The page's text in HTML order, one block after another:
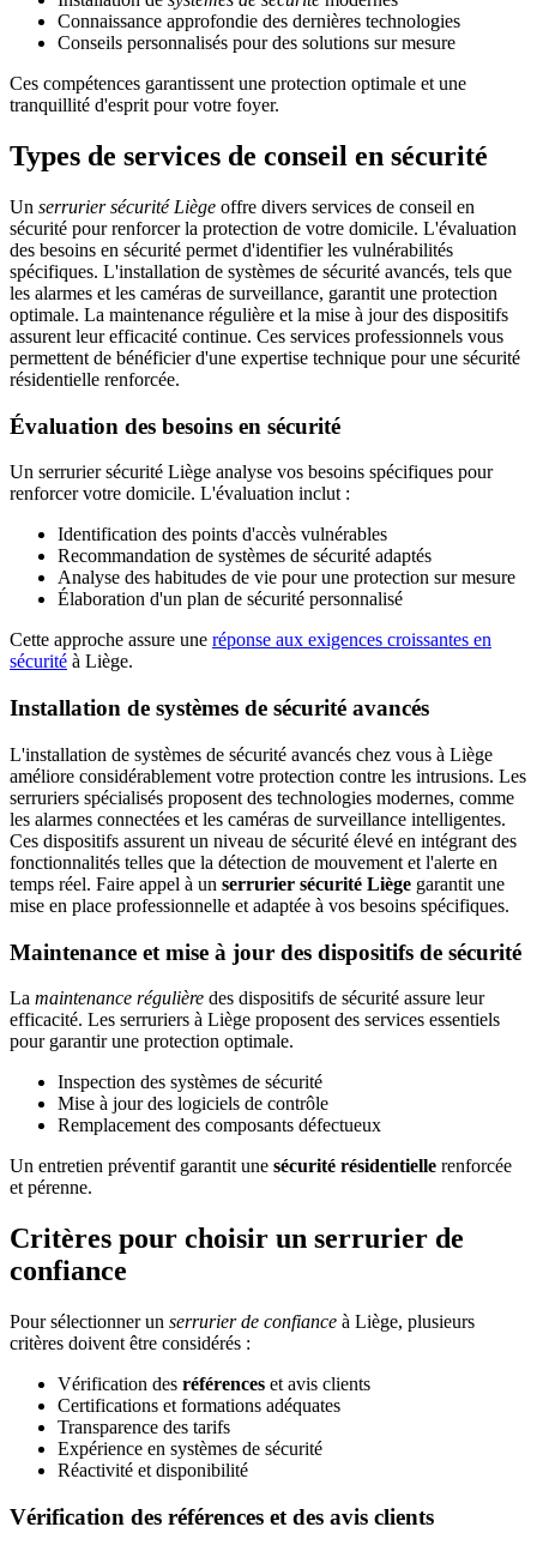
Connaissance approfondie des dernières technologies
Conseils personnalisés pour des solutions sur mesure
Ces compétences garantissent une protection optimale et une
tranquillité d'esprit pour votre foyer.
Types de services de conseil en sécurité
Un serrurier sécurité Liège offre divers services de conseil en
sécurité pour renforcer la protection de votre domicile. L'évaluation
des besoins en sécurité permet d'identifier les vulnérabilités
spécifiques. L'installation de systèmes de sécurité avancés, tels que
les alarmes et les caméras de surveillance, garantit une protection
optimale. La maintenance régulière et la mise à jour des dispositifs
assurent leur efficacité continue. Ces services professionnels vous
permettent de bénéficier d'une expertise technique pour une sécurité
résidentielle renforcée.
Évaluation des besoins en sécurité
Un serrurier sécurité Liège analyse vos besoins spécifiques pour
renforcer votre domicile. L'évaluation inclut :
Identification des points d'accès vulnérables
Recommandation de systèmes de sécurité adaptés
Analyse des habitudes de vie pour une protection sur mesure
Élaboration d'un plan de sécurité personnalisé
Cette approche assure une réponse aux exigences croissantes en
sécurité à Liège.
Installation de systèmes de sécurité avancés
L'installation de systèmes de sécurité avancés chez vous à Liège
améliore considérablement votre protection contre les intrusions. Les
serruriers spécialisés proposent des technologies modernes, comme
les alarmes connectées et les caméras de surveillance intelligentes.
Ces dispositifs assurent un niveau de sécurité élevé en intégrant des
fonctionnalités telles que la détection de mouvement et l'alerte en
temps réel. Faire appel à un serrurier sécurité Liège garantit une
mise en place professionnelle et adaptée à vos besoins spécifiques.
Maintenance et mise à jour des dispositifs de sécurité
La maintenance régulière des dispositifs de sécurité assure leur
efficacité. Les serruriers à Liège proposent des services essentiels
pour garantir une protection optimale.
Inspection des systèmes de sécurité
Mise à jour des logiciels de contrôle
Remplacement des composants défectueux
Un entretien préventif garantit une sécurité résidentielle renforcée
et pérenne.
Critères pour choisir un serrurier de
confiance
Pour sélectionner un serrurier de confiance à Liège, plusieurs
critères doivent être considérés :
Vérification des références et avis clients
Certifications et formations adéquates
Transparence des tarifs
Expérience en systèmes de sécurité
Réactivité et disponibilité
Vérification des références et des avis clients